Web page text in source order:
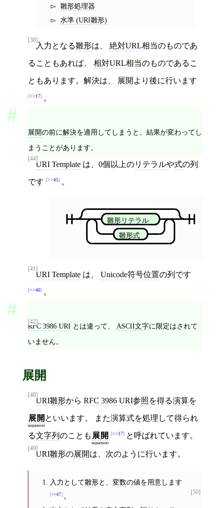
雛形処理器
水準 (URI雛形)
[38]
入力となる雛形は、 絶対URL相当のものであ
ることもあれば、 相対URL相当のものであるこ
ともあります。 解決は、 展開 より後に行います
>>17 。
展開の前に解決を適用してしまうと、結果が変わってし
まうことがあります。
[44]
URI Template は、0個以上のリテラルや式の列
です >>45 。
雛形リテラル
雛形式
[41]
URI Template は、 Unicode符号位置の列です
>>40 。
[42]
RFC 3986 URI とは違って、 ASCII文字に限定はされて
いません。
展開
[48]
URI雛形から RFC 3986 URI参照を得る演算を
展開
expansion
といいます。 また演算式を処理して得られ
る文字列 のことも 展開
expansion
>>17 と呼ばれています。
[49]
URI雛形の展開は、次のように行います。
[50]
入力として雛形と、変数の値を用意します
>>47
。